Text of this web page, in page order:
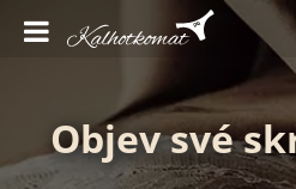
Objev své